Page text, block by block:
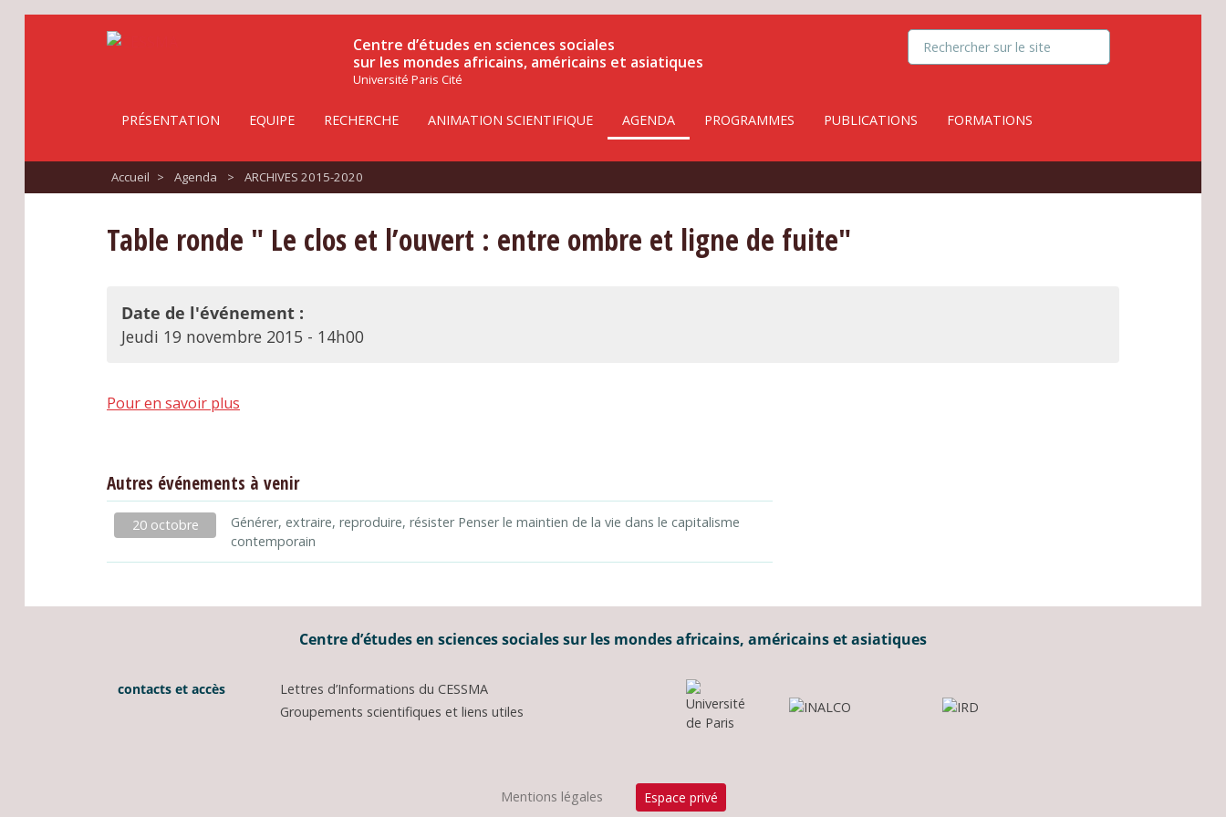
Centre d’études en sciences sociales
sur les mondes africains, américains et asiatiques
Université Paris Cité
PRÉSENTATION EQUIPE RECHERCHE ANIMATION SCIENTIFIQUE AGENDA PROGRAMMES PUBLICATIONS FORMATIONS
Accueil > Agenda > ARCHIVES 2015-2020
Table ronde " Le clos et l’ouvert : entre ombre et ligne de fuite"
Date de l'événement :
Jeudi 19 novembre 2015 - 14h00
Pour en savoir plus
Autres événements à venir
20 octobre
Générer, extraire, reproduire, résister Penser le maintien de la vie dans le capitalisme
contemporain
Centre d’études en sciences sociales sur les mondes africains, américains et asiatiques
contacts et accès
Lettres d’Informations du CESSMA
Groupements scientifiques et liens utiles
Mentions légales Espace privé